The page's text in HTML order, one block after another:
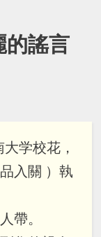
的謠言
学校花，
入關 ）執
帶。